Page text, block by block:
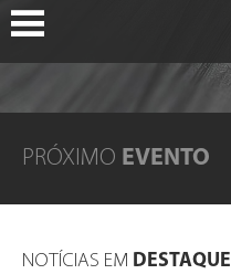
PRÓXIMO EVENTO
NOTÍCIAS EM DESTAQUE